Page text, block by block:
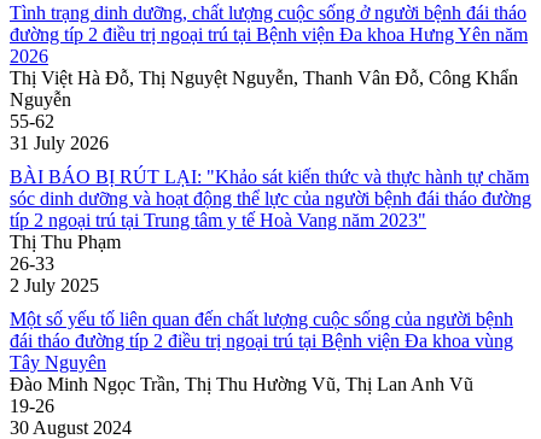
Tình trạng dinh dưỡng, chất lượng cuộc sống ở người bệnh đái tháo
đường típ 2 điều trị ngoại trú tại Bệnh viện Đa khoa Hưng Yên năm
2026
Thị Việt Hà Đỗ, Thị Nguyệt Nguyễn, Thanh Vân Đỗ, Công Khẩn
Nguyễn
55-62
31 July 2026
BÀI BÁO BỊ RÚT LẠI: "Khảo sát kiến thức và thực hành tự chăm
sóc dinh dưỡng và hoạt động thể lực của người bệnh đái tháo đường
típ 2 ngoại trú tại Trung tâm y tế Hoà Vang năm 2023"
Thị Thu Phạm
26-33
2 July 2025
Một số yếu tố liên quan đến chất lượng cuộc sống của người bệnh
đái tháo đường típ 2 điều trị ngoại trú tại Bệnh viện Đa khoa vùng
Tây Nguyên
Đào Minh Ngọc Trần, Thị Thu Hường Vũ, Thị Lan Anh Vũ
19-26
30 August 2024